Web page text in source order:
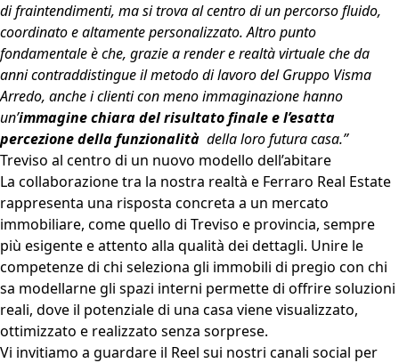
di fraintendimenti, ma si trova al centro di un percorso fluido,
coordinato e altamente personalizzato. Altro punto
fondamentale è che, grazie a render e realtà virtuale che da
anni contraddistingue il metodo di lavoro delGruppo Visma
Arredo, anche i clienti con meno immaginazione hanno
un’immagine chiara del risultato finale e l’esatta
percezione della funzionalità della loro futura casa.”
Treviso al centro di un nuovo modello dell’abitare
La collaborazione tra la nostra realtà e Ferraro Real Estate
rappresenta una risposta concreta a un mercato
immobiliare, come quello di Treviso e provincia, sempre
più esigente e attento alla qualità dei dettagli. Unire le
competenze di chi seleziona gli immobili di pregio con chi
sa modellarne gli spazi interni permette di offrire soluzioni
reali, dove il potenziale di una casa viene visualizzato,
ottimizzato e realizzato senza sorprese.
Vi invitiamo a guardare il Reel sui nostri canali social per